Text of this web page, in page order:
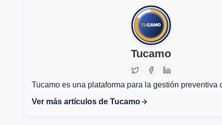
Tucamo
Tucamo es una plataforma para la gestión preventiva
Ver más artículos de Tucamo